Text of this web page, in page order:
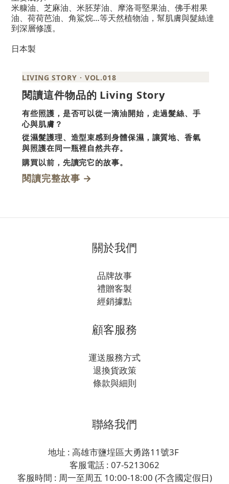
米糠油、芝麻油、米胚芽油、摩洛哥堅果油、佛手柑果
油、荷荷芭油、角鯊烷…等天然植物油，幫肌膚與髮絲達
到深層修護。
日本製
LIVING STORY · VOL.018
閱讀這件物品的 Living Story
有些照護，是否可以從一滴油開始，走過髮絲、手
心與肌膚？
從濕髮護理、造型束感到身體保濕，讓質地、香氣
與照護在同一瓶裡自然共存。
購買以前，先讀完它的故事。
閱讀完整故事 →
關於我們
品牌故事
禮贈客製
經銷據點
顧客服務
運送服務方式
退換貨政策
條款與細則
聯絡我們
地址 : 高雄市鹽埕區大勇路11號3F
客服電話 : 07-5213062
客服時間 : 周一至周五 10:00-18:00 (不含國定假日)